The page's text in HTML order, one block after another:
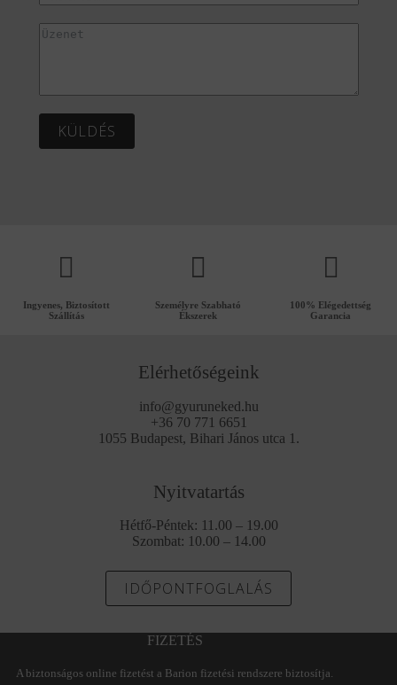
KÜLDÉS
Ingyenes, Biztosított
Szállítás
Személyre Szabható
Ékszerek
100% Elégedettség
Garancia
Elérhetőségeink
info@gyuruneked.hu
+36 70 771 6651
1055 Budapest, Bihari János utca 1.
Nyitvatartás
Hétfő-Péntek: 11.00 – 19.00
Szombat: 10.00 – 14.00
IDŐPONTFOGLALÁS
FIZETÉS
A biztonságos online fizetést a Barion fizetési rendszere biztosítja.